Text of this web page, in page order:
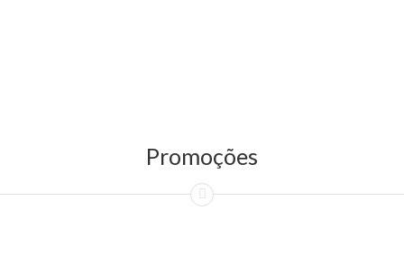
Promoções